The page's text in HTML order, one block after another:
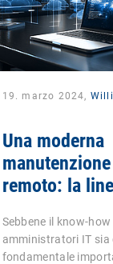
19. marzo 2024,
Una moderna
remoto: la
l’assistenza IT
Sebbene il know-
amministratori IT sia
fondamentale